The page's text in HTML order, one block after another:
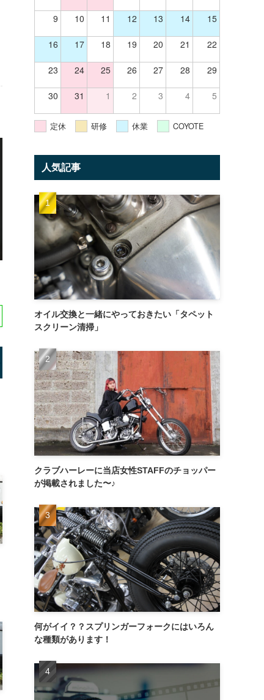
9 10 11 12 13 14 15
16 17 18 19 20 21 22
23 24 25 26 27 28 29
30 31 1 2 3 4 5
定休 研修 休業 COYOTE
人気記事
オイル交換と一緒にやっておきたい「タペット
スクリーン清掃」
クラブハーレーに当店女性STAFFのチョッパー
が掲載されました〜♪
何がイイ？？スプリンガーフォークにはいろん
な種類があります！